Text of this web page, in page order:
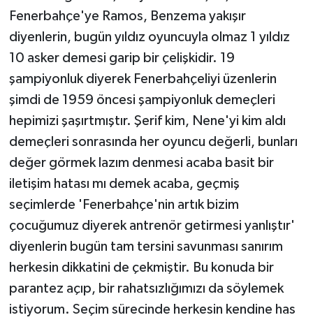
Fenerbahçe'ye Ramos, Benzema yakışır
diyenlerin, bugün yıldız oyuncuyla olmaz 1 yıldız
10 asker demesi garip bir çelişkidir. 19
şampiyonluk diyerek Fenerbahçeliyi üzenlerin
şimdi de 1959 öncesi şampiyonluk demeçleri
hepimizi şaşırtmıştır. Şerif kim, Nene'yi kim aldı
demeçleri sonrasında her oyuncu değerli, bunları
değer görmek lazım denmesi acaba basit bir
iletişim hatası mı demek acaba, geçmiş
seçimlerde 'Fenerbahçe'nin artık bizim
çocuğumuz diyerek antrenör getirmesi yanlıştır'
diyenlerin bugün tam tersini savunması sanırım
herkesin dikkatini de çekmiştir. Bu konuda bir
parantez açıp, bir rahatsızlığımızı da söylemek
istiyorum. Seçim sürecinde herkesin kendine has